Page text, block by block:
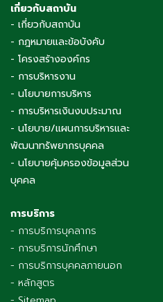
เกี่ยวกับสถาบัน
- เกี่ยวกับสถาบัน
- กฎหมายและข้อบังคับ
- โครงสร้างองค์กร
- การบริหารงาน
- นโยบายการบริหาร
- การบริหารเงินงบประมาณ
- นโยบาย/แผนการบริหารและ
พัฒนาทรัพยากรบุคคล
- นโยบายคุ้มครองข้อมูลส่วน
บุคคล
การบริการ
- การบริการบุคลากร
- การบริการนักศึกษา
- การบริการบุคคลภายนอก
- หลักสูตร